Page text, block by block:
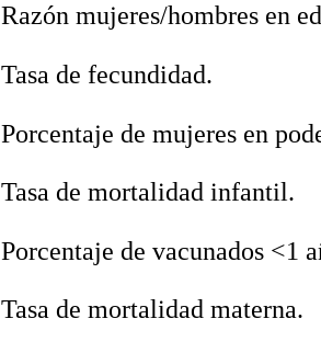
 Razón mujeres/hombres en
 Tasa de fecundidad.
 Porcentaje de mujeres en
 Tasa de mortalidad infantil.
 Porcentaje de vacunados <1
 Tasa de mortalidad materna.